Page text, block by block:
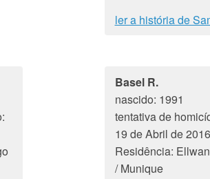
ler a história de
Basel R.
nascido: 1991
tentativa de
19 de Abril de 2016
Residência:
/ Munique